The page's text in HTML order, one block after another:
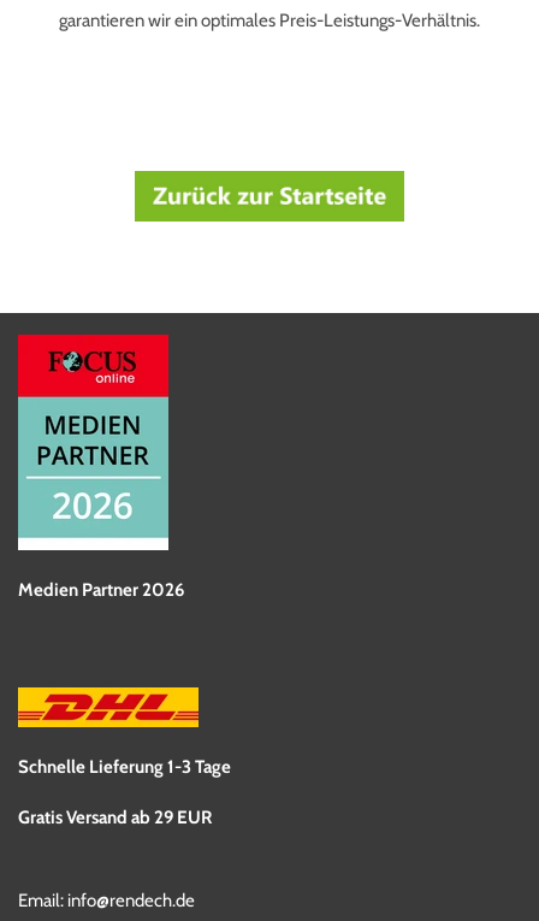
garantieren wir ein optimales Preis-Leistungs-Verhältnis.
Medien Partner 2026
Schnelle Lieferung 1-3 Tage
Gratis Versand ab 29 EUR
Email: info@rendech.de